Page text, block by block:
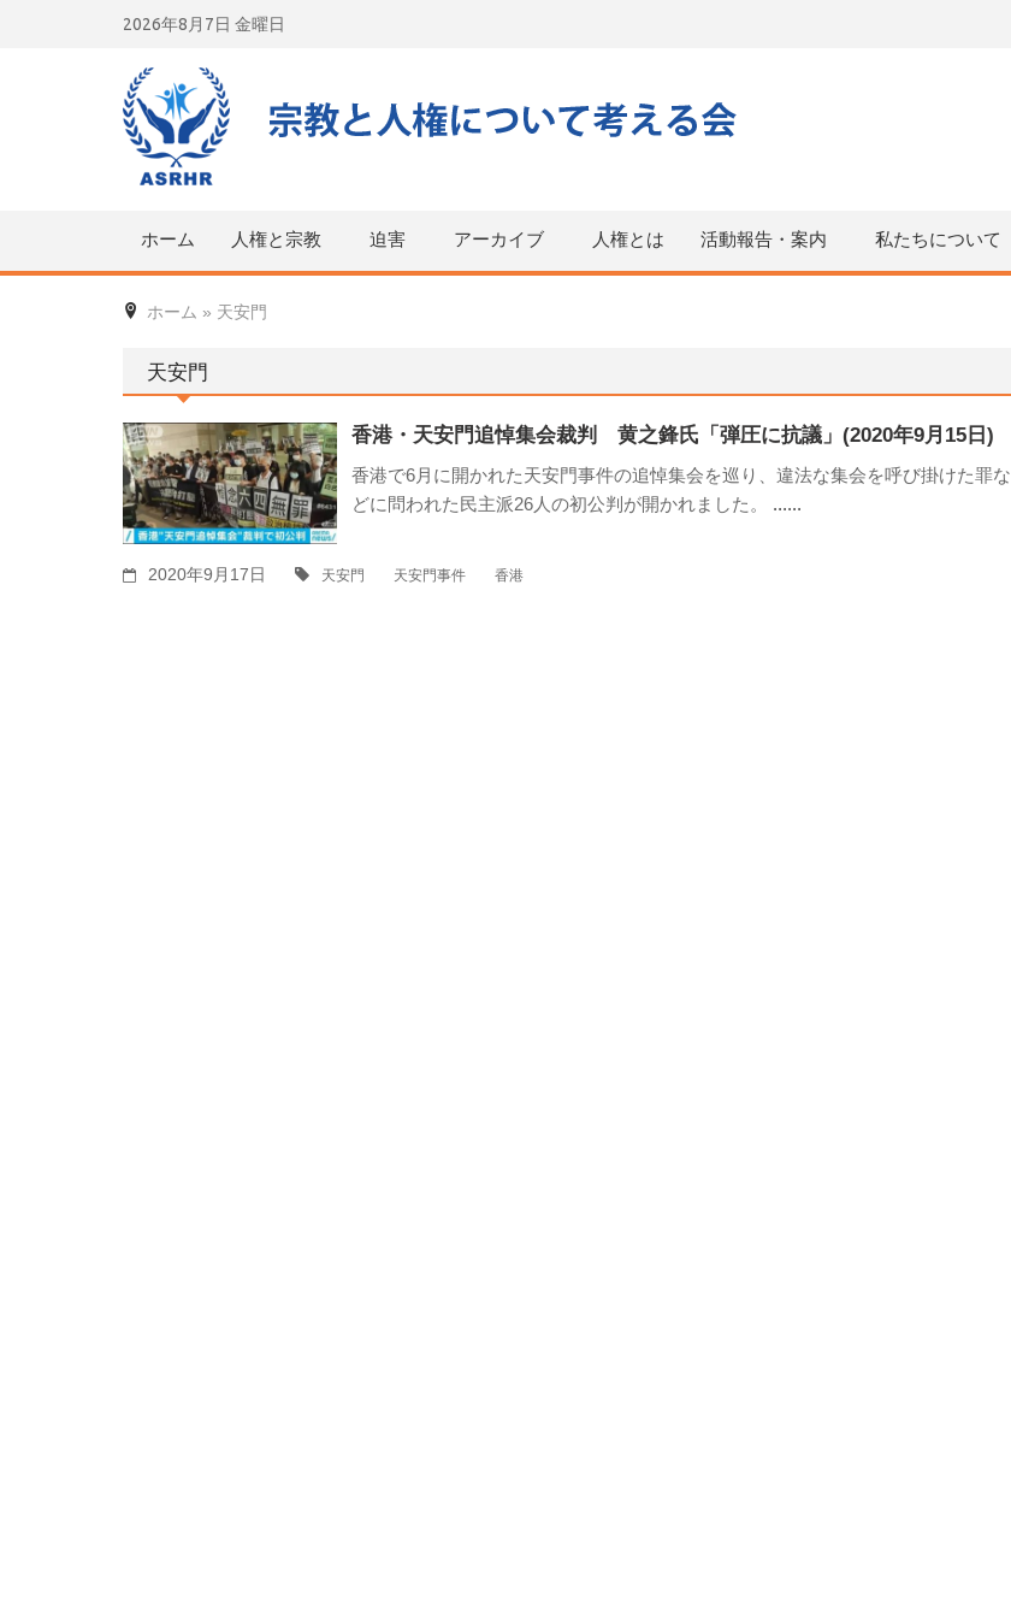
2026年8月7日 金曜日
ホーム 人権と宗教 迫害 アーカイブ 人権とは 活動報告・案内 私たちについて
ホーム » 天安門
天安門
香港・天安門追悼集会裁判 黄之鋒氏「弾圧に抗議」(2020年9月15日)
香港で6月に開かれた天安門事件の追悼集会を巡り、違法な集会を呼び掛けた罪な
どに問われた民主派26人の初公判が開かれました。 ......
2020年9月17日 天安門 天安門事件 香港